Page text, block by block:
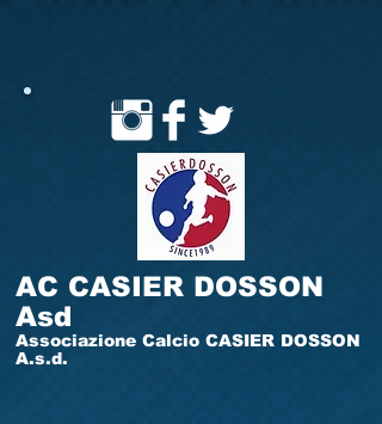
AC CASIER DOSSON
Asd
Associazione Calcio CASIER DOSSON
A.s.d.